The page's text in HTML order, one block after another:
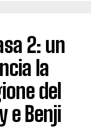
2: un
la
del
e Benji